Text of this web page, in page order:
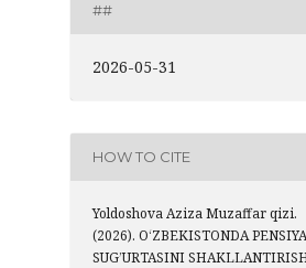
##
2026-05-31
HOW TO CITE
Yoldoshova Aziza Muzaffar qizi.
(2026). O‘ZBEKISTONDA PENSIYA
SUG’URTASINI